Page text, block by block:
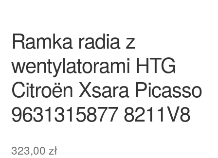
Zasady i warunki
Ramka radia z
wentylatorami HTG
Citroën Xsara Picasso
9631315877 8211V8
323,00 zł